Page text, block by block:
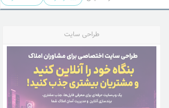
طراحی سایت